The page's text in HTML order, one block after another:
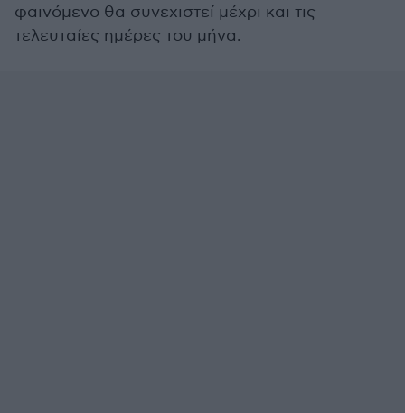
φαινόμενο θα συνεχιστεί μέχρι και τις
τελευταίες ημέρες του μήνα.